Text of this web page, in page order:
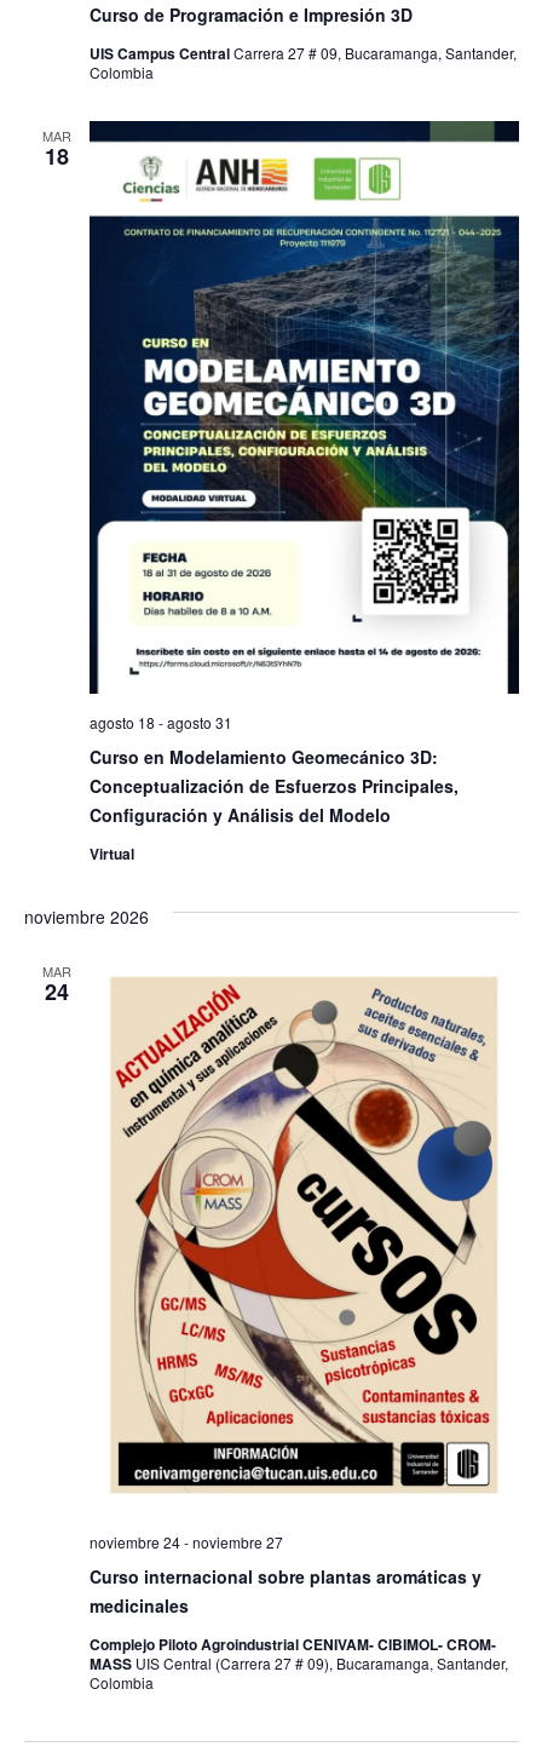
Curso de Programación e Impresión 3D
UIS Campus CentralCarrera 27 # 09, Bucaramanga, Santander,
Colombia
MAR
18
Curso en Modelamiento Geomecánico 3D:
Conceptualización de Esfuerzos Principales,
Configuración y Análisis del Modelo
agosto 18 -agosto 31
Virtual
noviembre 2026
MAR
24
Curso internacional sobre plantas aromáticas y
medicinales
noviembre 24-noviembre 27
Complejo Piloto Agroindustrial CENIVAM- CIBIMOL- CROM-
MASS UIS Central (Carrera 27 # 09), Bucaramanga, Santander,
Colombia